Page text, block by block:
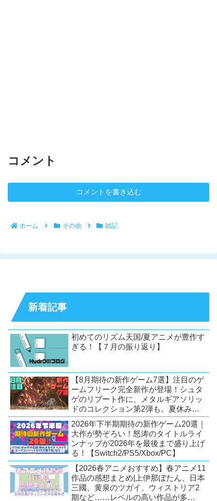
コメント
コメントを書き込む
ホーム その他 雑記
新着記事
初めてのリズム天国/夏アニメが豊作す
ぎる！【７月の振り返り】
【8月期待の新作ゲーム7選】注目のゲ
ームフリーク完全新作が登場！シュタ
ゲのリブート作に、メタルギアソリッ
ドのコレクション第2弾も。夏休みを
盛り上げるタイトル大集合！
【Switch2/PS5/PC】
2026年下半期期待の新作ゲーム20選｜
大作が勢ぞろい！怒涛のタイトルライ
ンナップが2026年を最後まで盛り上げ
る！【Switch2/PS5/Xbox/PC】
【2026春アニメおすすめ】春アニメ11
作品の感想まとめ|上伊那ぼたん、日本
三國、黄泉のツガイ、ウィストリア2
期など……レベルの高い作品が多